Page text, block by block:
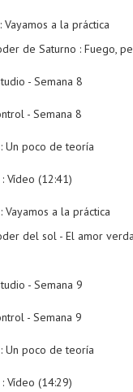
Vayamos a la práctica
de Saturno : Fuego,
- Semana 8
- Semana 8
Un poco de teoría
Vídeo (12:41)
Vayamos a la práctica
del sol - El amor
- Semana 9
- Semana 9
Un poco de teoría
Vídeo (14:29)